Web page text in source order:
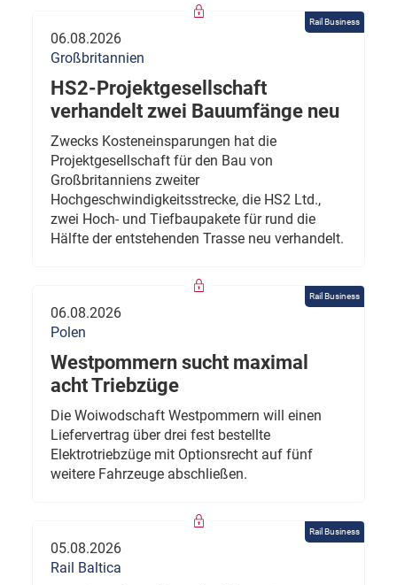
Rail Business
06.08.2026
Großbritannien
HS2-Projektgesellschaft
verhandelt zwei Bauumfänge neu
Zwecks Kosteneinsparungen hat die
Projektgesellschaft für den Bau von
Großbritanniens zweiter
Hochgeschwindigkeitsstrecke, die HS2 Ltd.,
zwei Hoch- und Tiefbaupakete für rund die
Hälfte der entstehenden Trasse neu verhandelt.
Rail Business
06.08.2026
Polen
Westpommern sucht maximal
acht Triebzüge
Die Woiwodschaft Westpommern will einen
Liefervertrag über drei fest bestellte
Elektrotriebzüge mit Optionsrecht auf fünf
weitere Fahrzeuge abschließen.
Rail Business
05.08.2026
Rail Baltica